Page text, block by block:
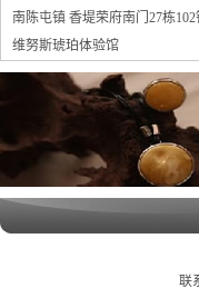
南陈屯镇 香堤荣府南门27栋102
维努斯琥珀体验馆
联